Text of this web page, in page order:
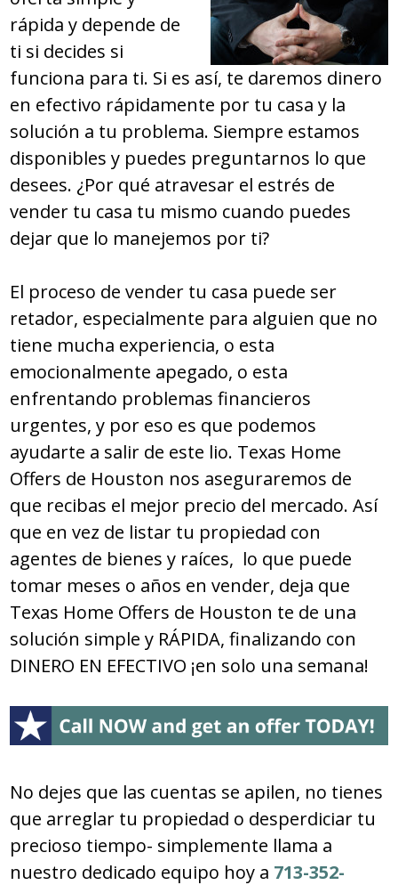
rápida y depende de
ti si decides si
funciona para ti. Si es así, te daremos dinero
en efectivo rápidamente por tu casa y la
solución a tu problema. Siempre estamos
disponibles y puedes preguntarnos lo que
desees. ¿Por qué atravesar el estrés de
vender tu casa tu mismo cuando puedes
dejar que lo manejemos por ti?
El proceso de vender tu casa puede ser
retador, especialmente para alguien que no
tiene mucha experiencia, o esta
emocionalmente apegado, o esta
enfrentando problemas financieros
urgentes, y por eso es que podemos
ayudarte a salir de este lio. Texas Home
Offers de Houston nos aseguraremos de
que recibas el mejor precio del mercado. Así
que en vez de listar tu propiedad con
agentes de bienes y raíces, lo que puede
tomar meses o años en vender, deja que
Texas Home Offers de Houston te de una
solución simple y RÁPIDA, finalizando con
DINERO EN EFECTIVO ¡en solo una semana!
No dejes que las cuentas se apilen, no tienes
que arreglar tu propiedad o desperdiciar tu
precioso tiempo- simplemente llama a
nuestro dedicado equipo hoy a 713-352-